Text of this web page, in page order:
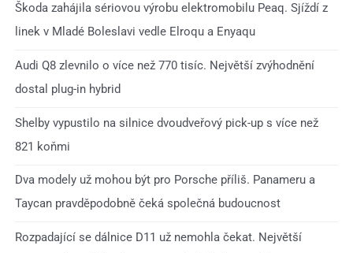
Škoda zahájila sériovou výrobu elektromobilu Peaq. Sjíždí z
linek v Mladé Boleslavi vedle Elroqu a Enyaqu
Audi Q8 zlevnilo o více než 770 tisíc. Největší zvýhodnění
dostal plug-in hybrid
Shelby vypustilo na silnice dvoudveřový pick-up s více než
821 koňmi
Dva modely už mohou být pro Porsche příliš. Panameru a
Taycan pravděpodobně čeká společná budoucnost
Rozpadající se dálnice D11 už nemohla čekat. Největší